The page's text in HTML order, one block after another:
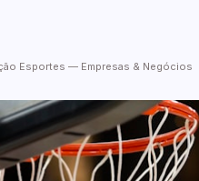
Esportes — Empresas & Negócios